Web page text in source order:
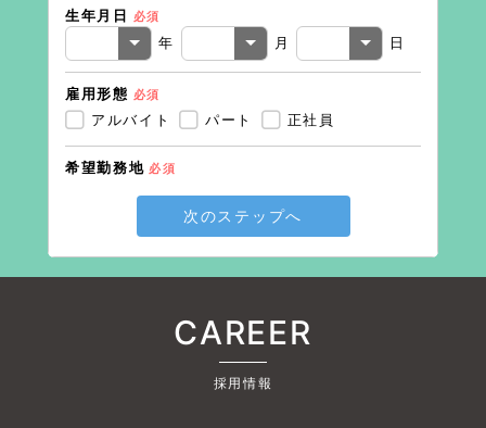
生年月日 必須
年 月 日
雇用形態 必須
アルバイト パート 正社員
希望勤務地 必須
次のステップへ
CAREER
採用情報